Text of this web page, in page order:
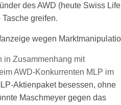
des AWD (heute Swiss Life
greifen.
wegen
in Zusammenhang mit
AWD-Konkurrenten MLP im
Aktienpaket besessen, ohne
Maschmeyer gegen das